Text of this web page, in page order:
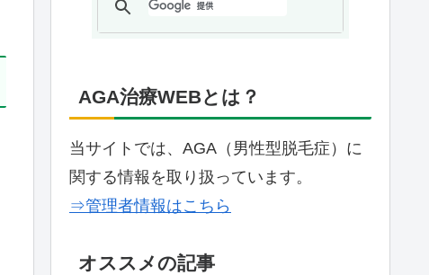
AGA治療WEBとは？
当サイトでは、AGA（男性型脱毛症）に
関する情報を取り扱っています。
⇒管理者情報はこちら
オススメの記事